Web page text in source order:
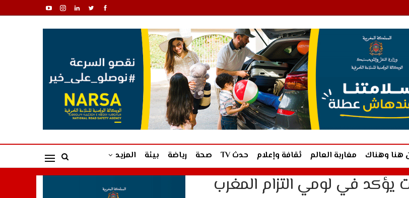
هنا وهناك مغاربة العالم ثقافة وإعلام حدث TV صحة رياضة بيئة المزيد
يؤكد في لومي التزام المغرب